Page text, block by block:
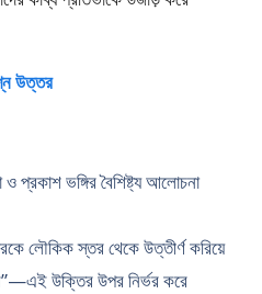
উত্তর
ও প্রকাশ ভঙ্গির বৈশিষ্ট্য আলোচনা
লৌকিক স্তর থেকে উত্তীর্ণ করিয়ে
উক্তির উপর নির্ভর করে